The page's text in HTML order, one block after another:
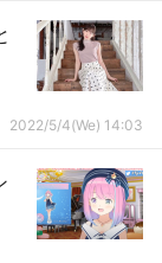
2022/5/4(We) 14:03